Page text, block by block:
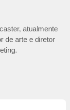
atualmente
de arte e diretor